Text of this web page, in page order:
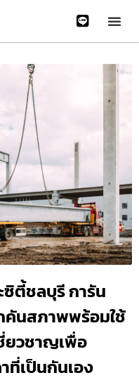
ตี้ชลบุรี การัน
คันสภาพพร้อมใช้
ยวชาญเพื่อ
ที่เป็นกันเอง